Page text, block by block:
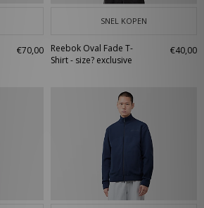
€70,00
SNEL KOPEN
Reebok Oval Fade T-
Shirt - size? exclusive
€40,00